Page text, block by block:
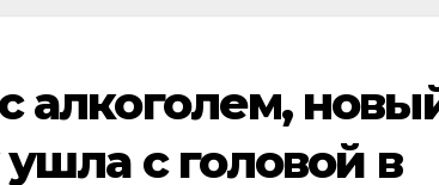
алкоголем,
с головой в